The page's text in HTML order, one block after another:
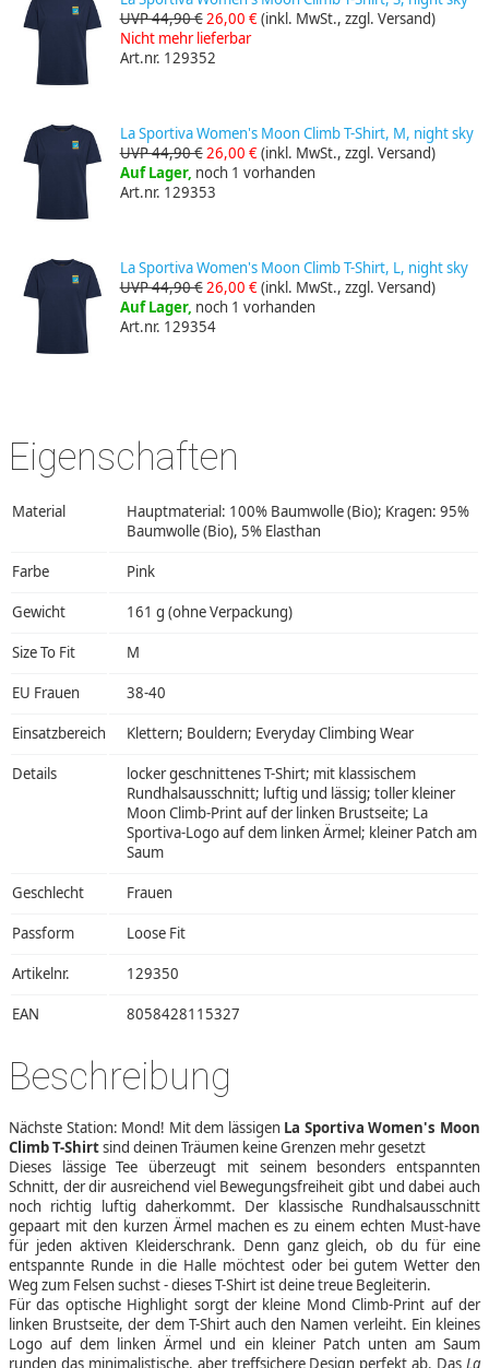
UVP 44,90 €26,00 €(inkl. MwSt., zzgl. Versand)
Nicht mehr lieferbar
Art.nr. 129352
La Sportiva Women's Moon Climb T-Shirt, M, night sky
UVP 44,90 €26,00 €(inkl. MwSt., zzgl. Versand)
Auf Lager, noch 1 vorhanden
Art.nr. 129353
La Sportiva Women's Moon Climb T-Shirt, L, night sky
UVP 44,90 €26,00 €(inkl. MwSt., zzgl. Versand)
Auf Lager, noch 1 vorhanden
Art.nr. 129354
Eigenschaften
Material
Hauptmaterial: 100% Baumwolle (Bio); Kragen: 95%
Baumwolle (Bio), 5% Elasthan
Farbe Pink
Gewicht 161 g (ohne Verpackung)
Size To Fit M
EU Frauen 38-40
Einsatzbereich Klettern; Bouldern; Everyday Climbing Wear
Details
locker geschnittenes T-Shirt; mit klassischem
Rundhalsausschnitt; luftig und lässig; toller kleiner
Moon Climb-Print auf der linken Brustseite; La
Sportiva-Logo auf dem linken Ärmel; kleiner Patch am
Saum
Geschlecht Frauen
Passform Loose Fit
Artikelnr. 129350
EAN 8058428115327
Beschreibung
Nächste Station: Mond! Mit dem lässigen La Sportiva Women's Moon
Climb T-Shirtsind deinen Träumen keine Grenzen mehr gesetzt
Dieses lässige Tee überzeugt mit seinem besonders entspannten
Schnitt, der dir ausreichend viel Bewegungsfreiheit gibt und dabei auch
noch richtig luftig daherkommt. Der klassische Rundhalsausschnitt
gepaart mit den kurzen Ärmel machen es zu einem echten Must-have
für jeden aktiven Kleiderschrank. Denn ganz gleich, ob du für eine
entspannte Runde in die Halle möchtest oder bei gutem Wetter den
Weg zum Felsen suchst - dieses T-Shirt ist deine treue Begleiterin.
Für das optische Highlight sorgt der kleine Mond Climb-Print auf der
linken Brustseite, der dem T-Shirt auch den Namen verleiht. Ein kleines
Logo auf dem linken Ärmel und ein kleiner Patch unten am Saum
runden das minimalistische, aber treffsichere Design perfekt ab. Das La